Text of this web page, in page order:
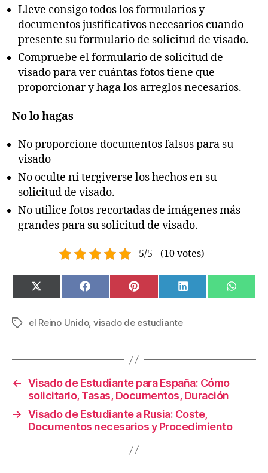
Lleve consigo todos los formularios y
documentos justificativos necesarios cuando
presente su formulario de solicitud de visado.
Compruebe el formulario de solicitud de
visado para ver cuántas fotos tiene que
proporcionar y haga los arreglos necesarios.
No lo hagas
No proporcione documentos falsos para su
visado
No oculte ni tergiverse los hechos en su
solicitud de visado.
No utilice fotos recortadas de imágenes más
grandes para su solicitud de visado.
5/5 - (10 votes)
SHARE
ON
X
(
W
I
R
SHARE
ON
F
A
B
SHARE
ON
P
I
E
S
T
SHARE
ON
L
I
SHARE
ON
W
H
Tagsel Reino Unido, visado de estudiante
← Visado de Estudiante para España: Cómo
solicitarlo, Tasas, Documentos, Duración
→ Visado de Estudiante a Rusia: Coste,
Documentos necesarios y Procedimiento